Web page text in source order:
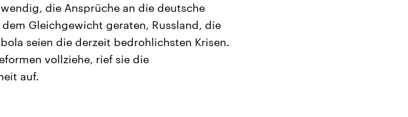
die Ansprüche an die deutsche
Gleichgewicht geraten, Russland, die
seien die derzeit bedrohlichsten Krisen.
vollziehe, rief sie die
auf.